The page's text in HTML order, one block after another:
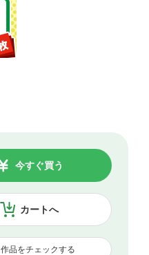
カートへ
今すぐ買う
作品をチェックする